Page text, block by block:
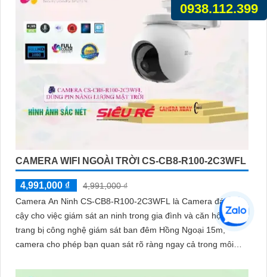
CAMERA WIFI NGOÀI TRỜI CS-CB8-R100-2C3WFL
4,991,000 ₫
4,991,000 ₫
Camera An Ninh CS-CB8-R100-2C3WFL là Camera đáng tin
cậy cho việc giám sát an ninh trong gia đình và căn hộ. Được
trang bị công nghệ giám sát ban đêm Hồng Ngoại 15m,
camera cho phép bạn quan sát rõ ràng ngay cả trong môi
0938.112.399